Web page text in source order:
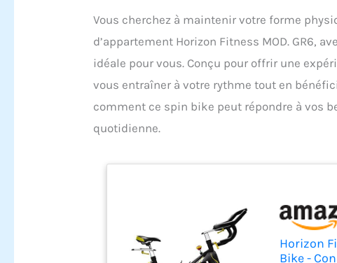
Vous cherchez à maintenir votre forme
d’appartement Horizon Fitness MOD. GR6,
idéale pour vous. Conçu pour offrir une
vous entraîner à votre rythme tout en
comment ce spin bike peut répondre à vos
quotidienne.
Horizon
Bike -